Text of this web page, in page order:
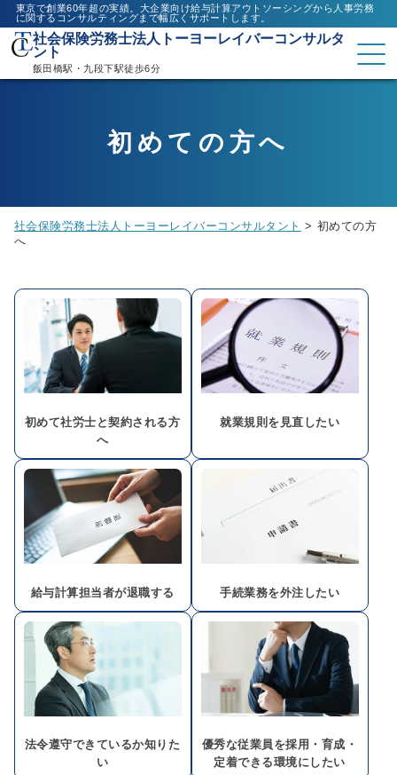
東京で創業60年超の実績。大企業向け給与計算アウトソーシングから人事労務
に関するコンサルティングまで幅広くサポートします。
社会保険労務士法人トーヨーレイバーコンサルタ
ント
飯田橋駅・九段下駅徒歩6分
初めての方へ
社会保険労務士法人トーヨーレイバーコンサルタント > 初めての方
へ
初めて社労士と契約される方
へ
就業規則を見直したい
給与計算担当者が退職する 手続業務を外注したい
法令遵守できているか知りた
い
優秀な従業員を採用・育成・
定着できる環境にしたい